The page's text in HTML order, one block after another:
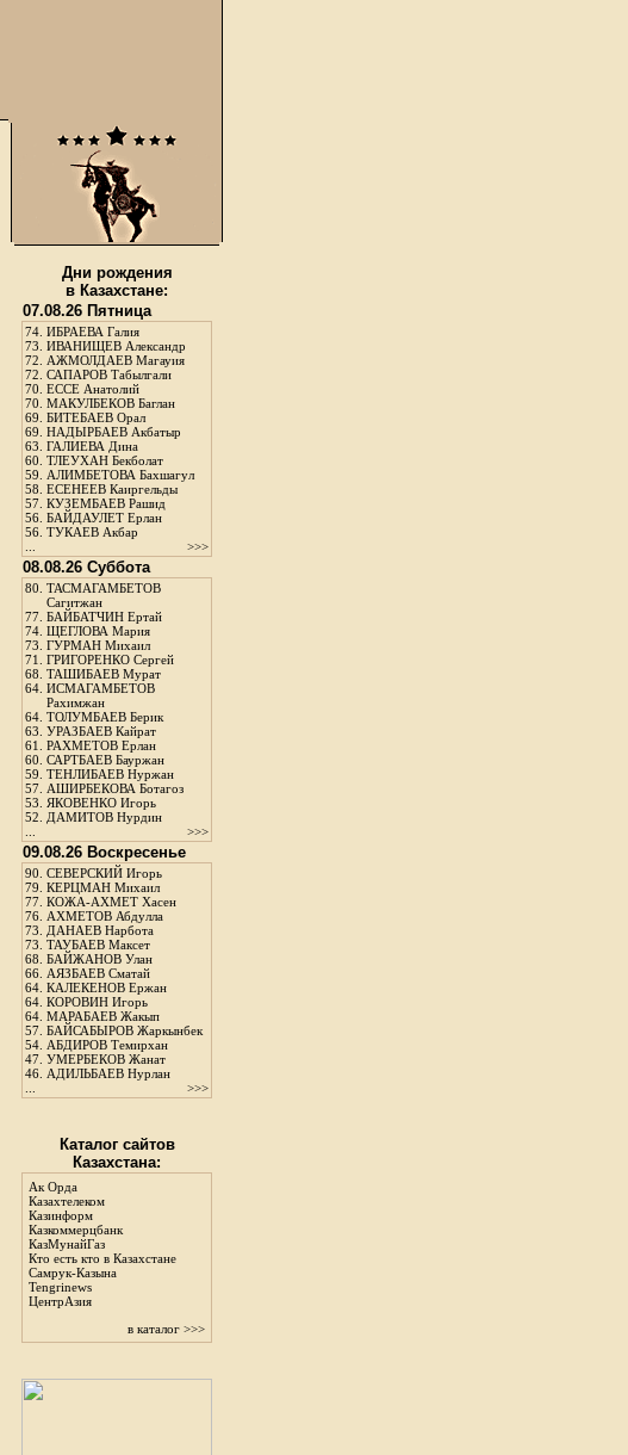
Дни рождения
в Казахстане:
07.08.26 Пятница
74. ИБРАЕВА Галия
73. ИВАНИЩЕВ Александр
72. АЖМОЛДАЕВ Магауия
72. САПАРОВ Табылгали
70. ЕССЕ Анатолий
70. МАКУЛБЕКОВ Баглан
69. БИТЕБАЕВ Орал
69. НАДЫРБАЕВ Акбатыр
63. ГАЛИЕВА Дина
60. ТЛЕУХАН Бекболат
59. АЛИМБЕТОВА Бахшагул
58. ЕСЕНЕЕВ Каиргельды
57. КУЗЕМБАЕВ Рашид
56. БАЙДАУЛЕТ Ерлан
56. ТУКАЕВ Акбар
>>>
08.08.26 Суббота
80. ТАСМАГАМБЕТОВ
Сагитжан
77. БАЙБАТЧИН Ертай
74. ЩЕГЛОВА Мария
73. ГУРМАН Михаил
71. ГРИГОРЕНКО Сергей
68. ТАШИБАЕВ Мурат
64. ИСМАГАМБЕТОВ
Рахимжан
64. ТОЛУМБАЕВ Берик
63. УРАЗБАЕВ Кайрат
61. РАХМЕТОВ Ерлан
60. САРТБАЕВ Бауржан
59. ТЕНЛИБАЕВ Нуржан
57. АШИРБЕКОВА Ботагоз
53. ЯКОВЕНКО Игорь
52. ДАМИТОВ Нурдин
>>>
09.08.26 Воскресенье
90. СЕВЕРСКИЙ Игорь
79. КЕРЦМАН Михаил
77. КОЖА-АХМЕТ Хасен
76. АХМЕТОВ Абдулла
73. ДАНАЕВ Нарбота
73. ТАУБАЕВ Максет
68. БАЙЖАНОВ Улан
66. АЯЗБАЕВ Сматай
64. КАЛЕКЕНОВ Ержан
64. КОРОВИН Игорь
64. МАРАБАЕВ Жакып
57. БАЙСАБЫРОВ Жаркынбек
54. АБДИРОВ Темирхан
47. УМЕРБЕКОВ Жанат
46. АДИЛЬБАЕВ Нурлан
>>>
Каталог сайтов
Казахстана:
Ак Орда
Казахтелеком
Казинформ
Казкоммерцбанк
КазМунайГаз
Кто есть кто в Казахстане
Самрук-Казына
Tengrinews
ЦентрАзия
в каталог >>>